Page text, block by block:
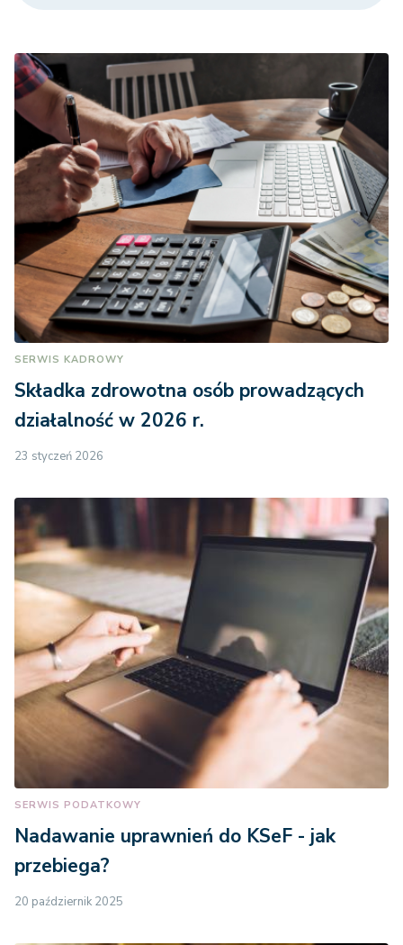
SERWIS KADROWY
Składka zdrowotna osób prowadzących
działalność w 2026 r.
23 styczeń 2026
SERWIS PODATKOWY
Nadawanie uprawnień do KSeF - jak
przebiega?
20 październik 2025